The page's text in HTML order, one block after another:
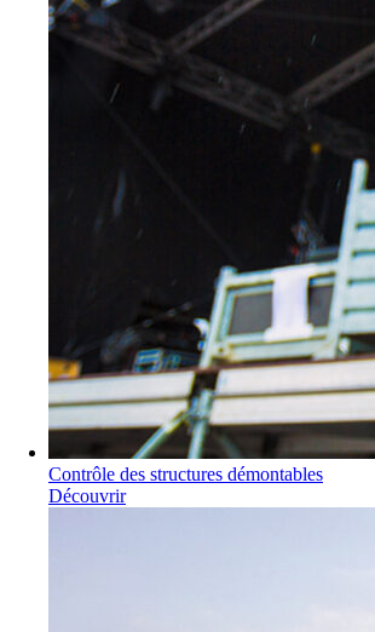
Contrôle des structures démontables
Découvrir